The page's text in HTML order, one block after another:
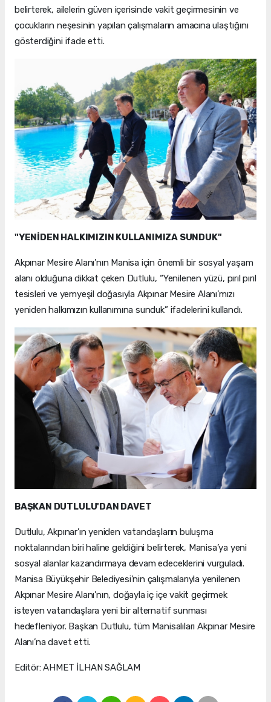
belirterek, ailelerin güven içerisinde vakit geçirmesinin ve
çocukların neşesinin yapılan çalışmaların amacına ulaştığını
gösterdiğini ifade etti.
"YENİDEN HALKIMIZIN KULLANIMIZA SUNDUK"
Akpınar Mesire Alanı’nın Manisa için önemli bir sosyal yaşam
alanı olduğuna dikkat çeken Dutlulu, “Yenilenen yüzü, pırıl pırıl
tesisleri ve yemyeşil doğasıyla Akpınar Mesire Alanı’mızı
yeniden halkımızın kullanımına sunduk” ifadelerini kullandı.
BAŞKAN DUTLULU'DAN DAVET
Dutlulu, Akpınar’ın yeniden vatandaşların buluşma
noktalarından biri haline geldiğini belirterek, Manisa’ya yeni
sosyal alanlar kazandırmaya devam edeceklerini vurguladı.
Manisa Büyükşehir Belediyesi’nin çalışmalarıyla yenilenen
Akpınar Mesire Alanı’nın, doğayla iç içe vakit geçirmek
isteyen vatandaşlara yeni bir alternatif sunması
hedefleniyor. Başkan Dutlulu, tüm Manisalıları Akpınar Mesire
Alanı’na davet etti.
Editör: AHMET İLHAN SAĞLAM